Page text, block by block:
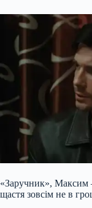
«Заручник», Максим
щастя зовсім не в